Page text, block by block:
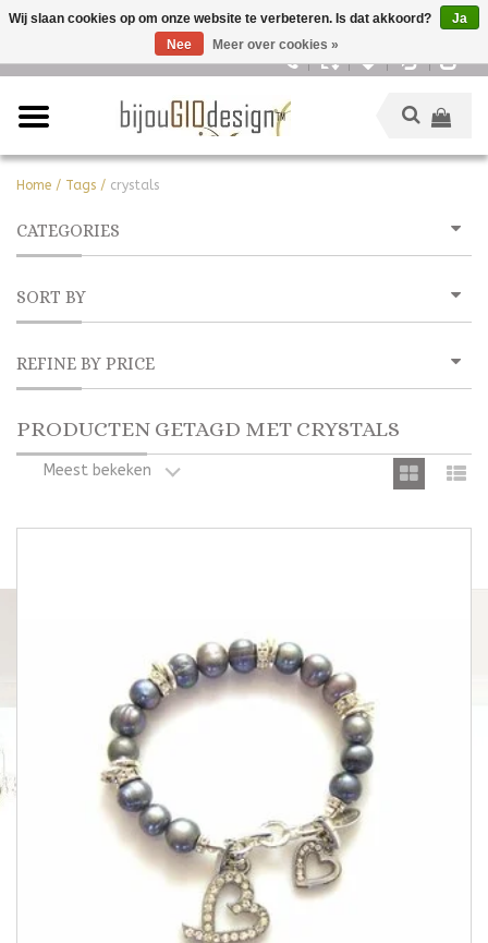
Home / Tags / crystals
CATEGORIES
SORT BY
REFINE BY PRICE
PRODUCTEN GETAGD MET CRYSTALS
Meest bekeken
Wij slaan cookies op om onze website te verbeteren. Is dat akkoord?
Ja
Nee
Meer over cookies »